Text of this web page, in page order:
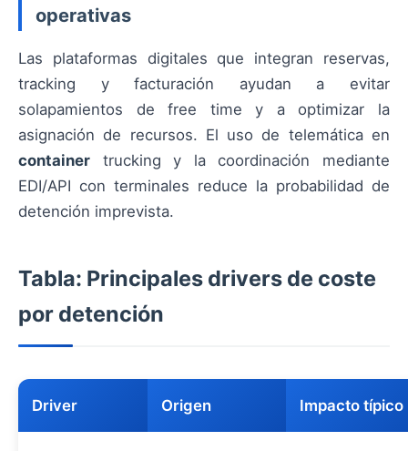
operativas
Las plataformas digitales que integran reservas,
tracking y facturación ayudan a evitar
solapamientos de free time y a optimizar la
asignación de recursos. El uso de telemática en
container trucking y la coordinación mediante
EDI/API con terminales reduce la probabilidad de
detención imprevista.
Tabla: Principales drivers de coste
por detención
Driver Origen Impacto típico